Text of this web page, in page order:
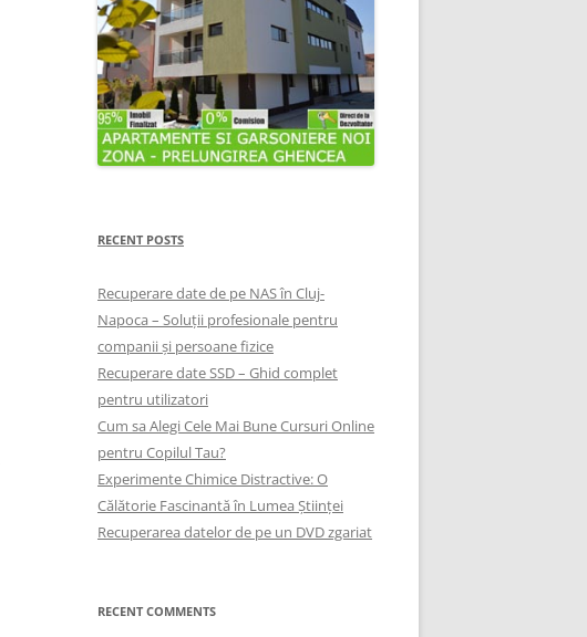
RECENT POSTS
Recuperare date de pe NAS în Cluj-
Napoca – Soluții profesionale pentru
companii și persoane fizice
Recuperare date SSD – Ghid complet
pentru utilizatori
Cum sa Alegi Cele Mai Bune Cursuri Online
pentru Copilul Tau?
Experimente Chimice Distractive: O
Călătorie Fascinantă în Lumea Științei
Recuperarea datelor de pe un DVD zgariat
RECENT COMMENTS